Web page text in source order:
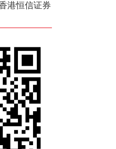
港恒信证券